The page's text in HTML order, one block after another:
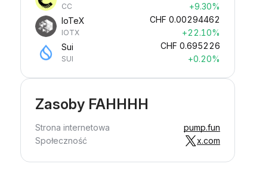
CC
+9.30%
IoTeX
IOTX
CHF 0.00294462
+22.10%
Sui
SUI
CHF 0.695226
+0.20%
Zasoby FAHHHH
Strona internetowa
pump.fun
Społeczność
x.com